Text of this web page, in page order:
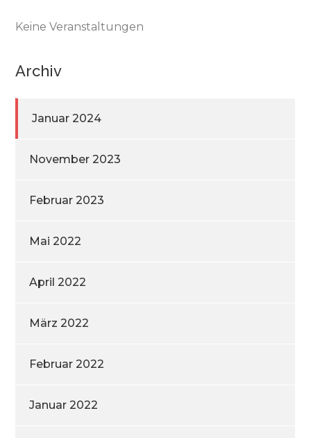
Keine Veranstaltungen
Archiv
Januar 2024
November 2023
Februar 2023
Mai 2022
April 2022
März 2022
Februar 2022
Januar 2022